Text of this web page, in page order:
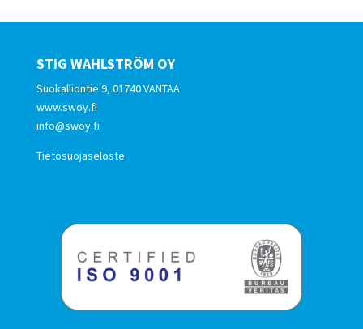
STIG WAHLSTRÖM OY
Suokalliontie 9, 01740 VANTAA
www.swoy.fi
info@swoy.fi
Tietosuojaseloste